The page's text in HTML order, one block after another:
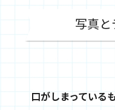
写真と
口がしまっている